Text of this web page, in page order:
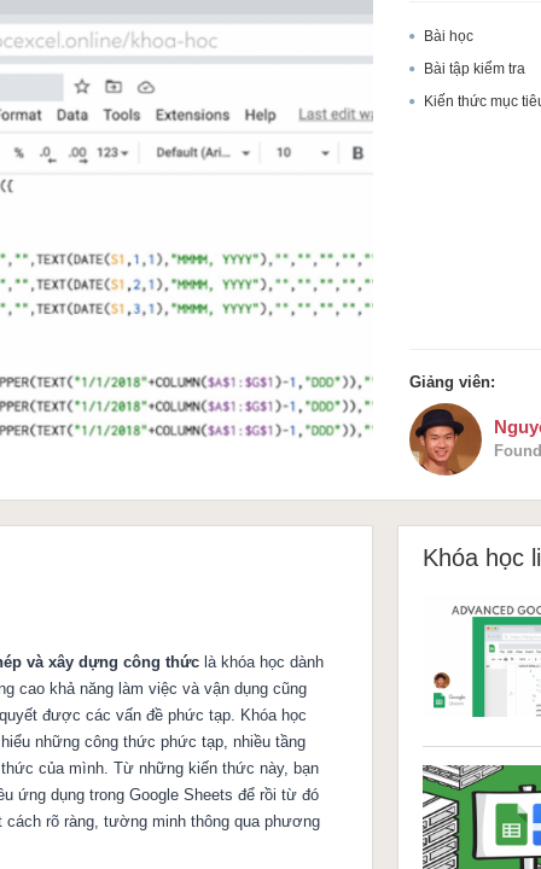
Bài học
Bài tập kiểm tra
Kiến thức mục
Giảng viên:
và xây dựng công thức là khóa học dành
cao khả năng làm việc và vận dụng cũng
được các vấn đề phức tạp. Khóa học
những công thức phức tạp, nhiều tầng
của mình. Từ những kiến thức này, bạn
ứng dụng trong Google Sheets để rồi từ đó
rõ ràng, tường minh thông qua phương
Khóa học